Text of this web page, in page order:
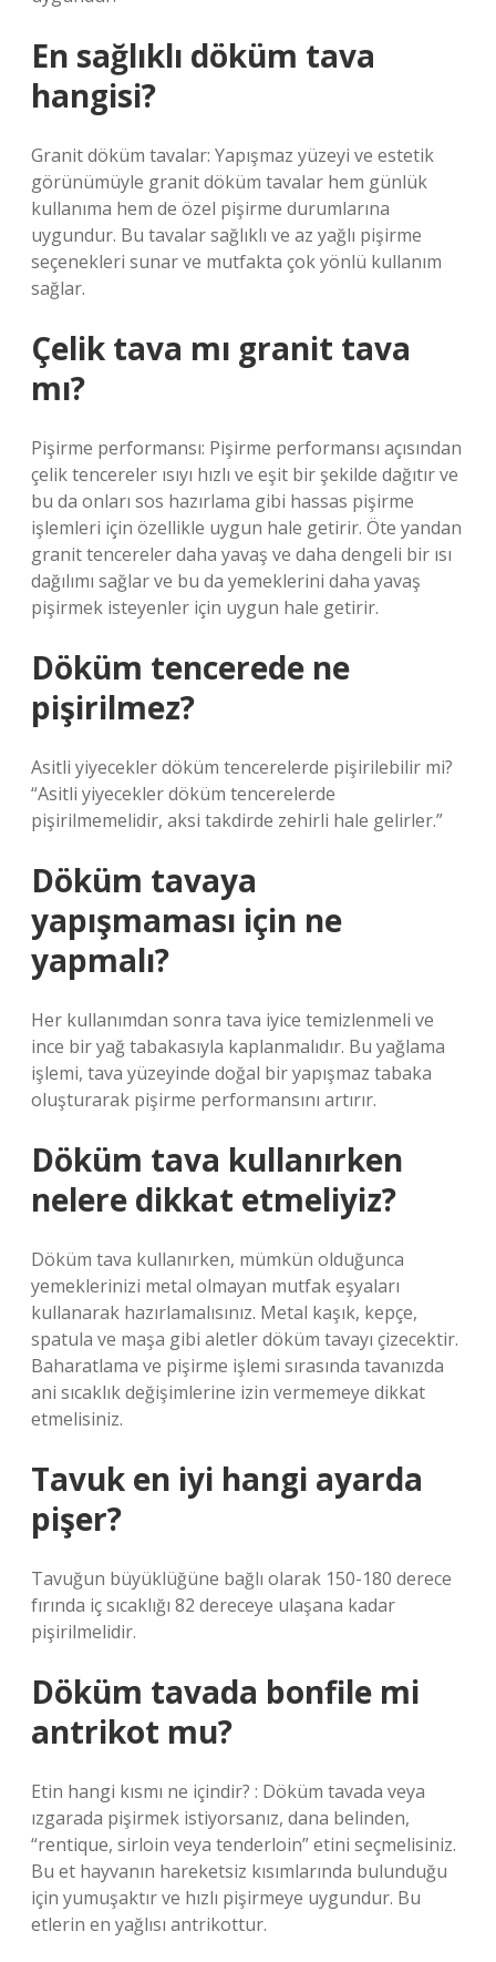
En sağlıklı döküm tava
hangisi?
Granit döküm tavalar: Yapışmaz yüzeyi ve estetik
görünümüyle granit döküm tavalar hem günlük
kullanıma hem de özel pişirme durumlarına
uygundur. Bu tavalar sağlıklı ve az yağlı pişirme
seçenekleri sunar ve mutfakta çok yönlü kullanım
sağlar.
Çelik tava mı granit tava
mı?
Pişirme performansı: Pişirme performansı açısından
çelik tencereler ısıyı hızlı ve eşit bir şekilde dağıtır ve
bu da onları sos hazırlama gibi hassas pişirme
işlemleri için özellikle uygun hale getirir. Öte yandan
granit tencereler daha yavaş ve daha dengeli bir ısı
dağılımı sağlar ve bu da yemeklerini daha yavaş
pişirmek isteyenler için uygun hale getirir.
Döküm tencerede ne
pişirilmez?
Asitli yiyecekler döküm tencerelerde pişirilebilir mi?
“Asitli yiyecekler döküm tencerelerde
pişirilmemelidir, aksi takdirde zehirli hale gelirler.”
Döküm tavaya
yapışmaması için ne
yapmalı?
Her kullanımdan sonra tava iyice temizlenmeli ve
ince bir yağ tabakasıyla kaplanmalıdır. Bu yağlama
işlemi, tava yüzeyinde doğal bir yapışmaz tabaka
oluşturarak pişirme performansını artırır.
Döküm tava kullanırken
nelere dikkat etmeliyiz?
Döküm tava kullanırken, mümkün olduğunca
yemeklerinizi metal olmayan mutfak eşyaları
kullanarak hazırlamalısınız. Metal kaşık, kepçe,
spatula ve maşa gibi aletler döküm tavayı çizecektir.
Baharatlama ve pişirme işlemi sırasında tavanızda
ani sıcaklık değişimlerine izin vermemeye dikkat
etmelisiniz.
Tavuk en iyi hangi ayarda
pişer?
Tavuğun büyüklüğüne bağlı olarak 150-180 derece
fırında iç sıcaklığı 82 dereceye ulaşana kadar
pişirilmelidir.
Döküm tavada bonfile mi
antrikot mu?
Etin hangi kısmı ne içindir? : Döküm tavada veya
ızgarada pişirmek istiyorsanız, dana belinden,
“rentique, sirloin veya tenderloin” etini seçmelisiniz.
Bu et hayvanın hareketsiz kısımlarında bulunduğu
için yumuşaktır ve hızlı pişirmeye uygundur. Bu
etlerin en yağlısı antrikottur.